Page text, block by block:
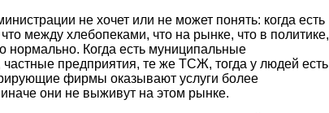
не хочет или не может понять: когда есть
между хлебопеками, что на рынке, что в политике,
нормально. Когда есть муниципальные
частные предприятия, те же ТСЖ, тогда у людей есть
фирмы оказывают услуги более
иначе они не выживут на этом рынке.